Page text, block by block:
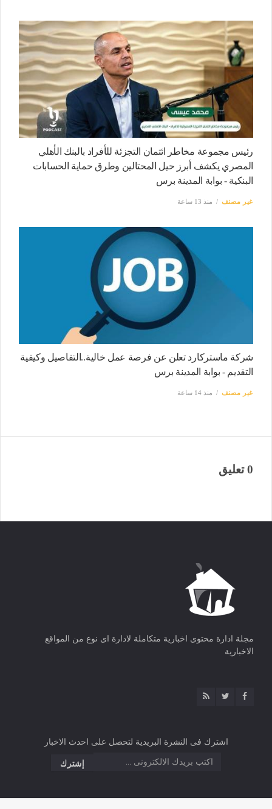
رئيس مجموعة مخاطر ائتمان التجزئة للأفراد بالبنك الأهلي
المصري يكشف أبرز حيل المحتالين وطرق حماية الحسابات
البنكية - بوابة المدينة برس
غير مصنف منذ 13 ساعة
شركة ماستركارد تعلن عن فرصة عمل خالية..التفاصيل وكيفية
التقديم - بوابة المدينة برس
غير مصنف منذ 14 ساعة
0 تعليق
مجلة ادارة محتوى اخبارية متكاملة لادارة اى نوع من المواقع
الاخبارية
اشترك فى النشرة البريدية لتحصل على احدث الاخبار